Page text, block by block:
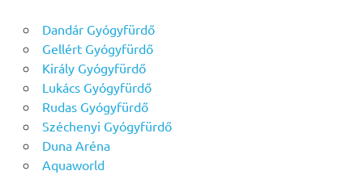
Dandár Gyógyfürdő
Gellért Gyógyfürdő
Király Gyógyfürdő
Lukács Gyógyfürdő
Rudas Gyógyfürdő
Széchenyi Gyógyfürdő
Duna Aréna
Aquaworld